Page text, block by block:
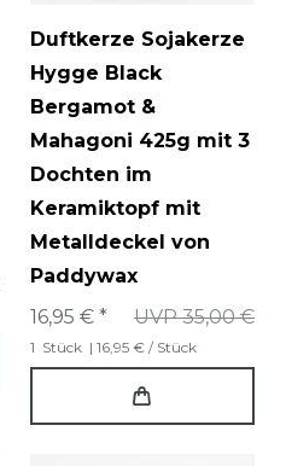
Duftkerze Sojakerze
Hygge Black
Bergamot &
Mahagoni 425g mit 3
Dochten im
Keramiktopf mit
Metalldeckel von
Paddywax
UVP 35,00 €
16,95 € *
1 Stück | 16,95 € / Stück